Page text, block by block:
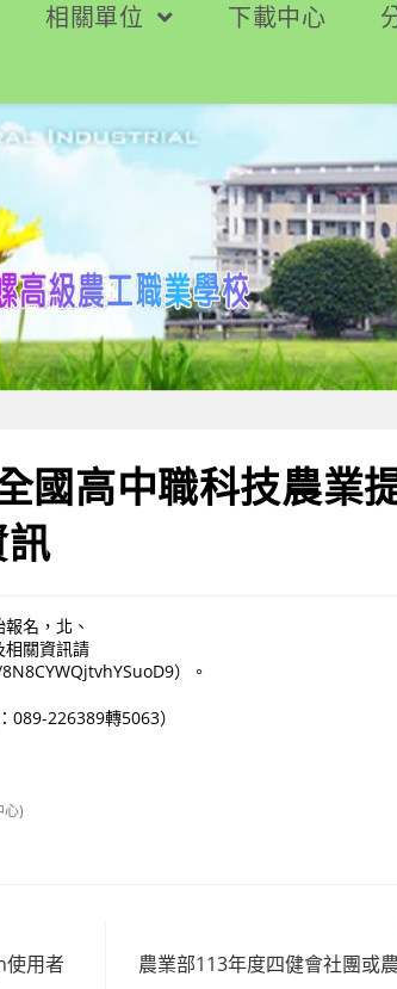
相關單位 下載中心
國高中職科技農業
名，北、
相關資訊請
）。
089-226389轉5063）
心)
使用者
農業部113年度四健會社團或